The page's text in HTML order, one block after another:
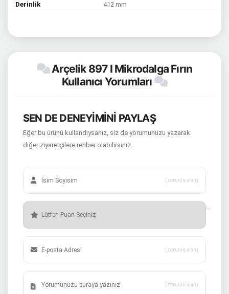
Derinlik
412 mm
Arçelik 897 I Mikrodalga Fırın
Kullanıcı Yorumları
SEN DE DENEYİMİNİ PAYLAŞ
Eğer bu ürünü kullandıysanız, siz de yorumunuzu yazarak
diğer ziyaretçilere rehber olabilirsiniz.
(zorunlu alan)
(zorunlu alan)
(zorunlu alan)